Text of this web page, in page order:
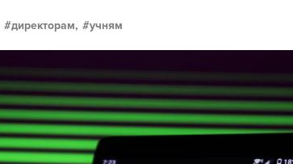
директорам, учням